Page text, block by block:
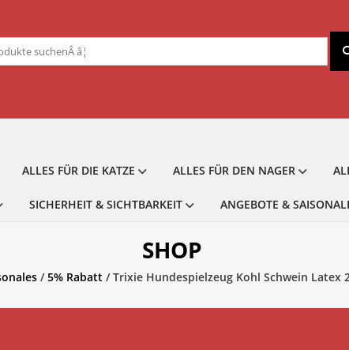
ALLES FÜR DIE KATZE ALLES FÜR DEN NAGER
SICHERHEIT & SICHTBARKEIT ANGEBOTE &
SHOP
/5% Rabatt / Trixie Hundespielzeug Kohl Schwein Latex